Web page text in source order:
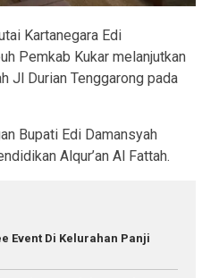
Kartanegara Edi
Pemkab Kukar melanjutkan
Jl Durian Tenggarong pada
Bupati Edi Damansyah
Alqur’an Al Fattah.
Event Di Kelurahan Panji